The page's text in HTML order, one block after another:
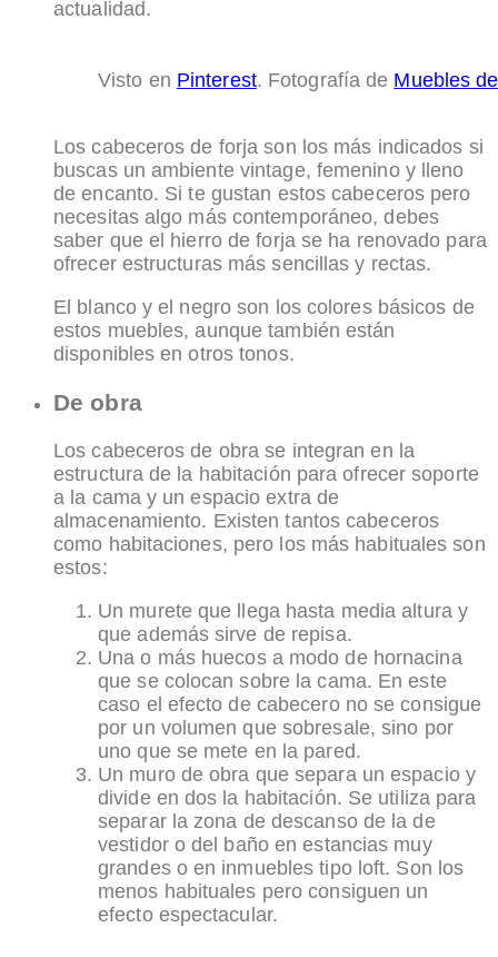
actualidad.
Visto en Pinterest. Fotografía de Muebles
Los cabeceros de forja son los más indicados si
buscas un ambiente vintage, femenino y lleno
de encanto. Si te gustan estos cabeceros pero
necesitas algo más contemporáneo, debes
saber que el hierro de forja se ha renovado para
ofrecer estructuras más sencillas y rectas.
El blanco y el negro son los colores básicos de
estos muebles, aunque también están
disponibles en otros tonos.
De obra
Los cabeceros de obra se integran en la
estructura de la habitación para ofrecer soporte
a la cama y un espacio extra de
almacenamiento. Existen tantos cabeceros
como habitaciones, pero los más habituales son
estos:
Un murete que llega hasta media altura y
que además sirve de repisa.
Una o más huecos a modo de hornacina
que se colocan sobre la cama. En este
caso el efecto de cabecero no se consigue
por un volumen que sobresale, sino por
uno que se mete en la pared.
Un muro de obra que separa un espacio y
divide en dos la habitación. Se utiliza para
separar la zona de descanso de la de
vestidor o del baño en estancias muy
grandes o en inmuebles tipo loft. Son los
menos habituales pero consiguen un
efecto espectacular.